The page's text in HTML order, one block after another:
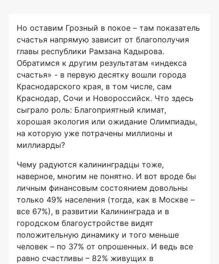
Но оставим Грозный в покое – там показатель
счастья напрямую зависит от благополучия
главы республики Рамзана Кадырова.
Обратимся к другим результатам «индекса
счастья» - в первую десятку вошли города
Краснодарского края, в том числе, сам
Краснодар, Сочи и Новороссийск. Что здесь
сыграло роль: Благоприятный климат,
хорошая экология или ожидание Олимпиады,
на которую уже потрачены миллионы и
миллиарды?
Чему радуются калининградцы тоже,
наверное, многим не понятно. И вот вроде бы
личным финансовым состоянием довольны
только 49% населения (тогда, как в Москве –
все 67%), в развитии Калининграда и в
городском благоустройстве видят
положительную динамику и того меньше
человек – по 37% от опрошенных. И ведь все
равно счастливы – 82% живущих в